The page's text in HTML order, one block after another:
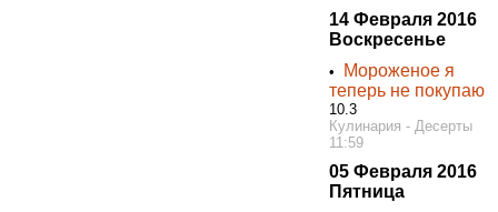
14 Февраля 2016
Воскресенье
•
Мороженое я
теперь не покупаю
10.3
Кулинария - Десерты
11:59
05 Февраля 2016
Пятница